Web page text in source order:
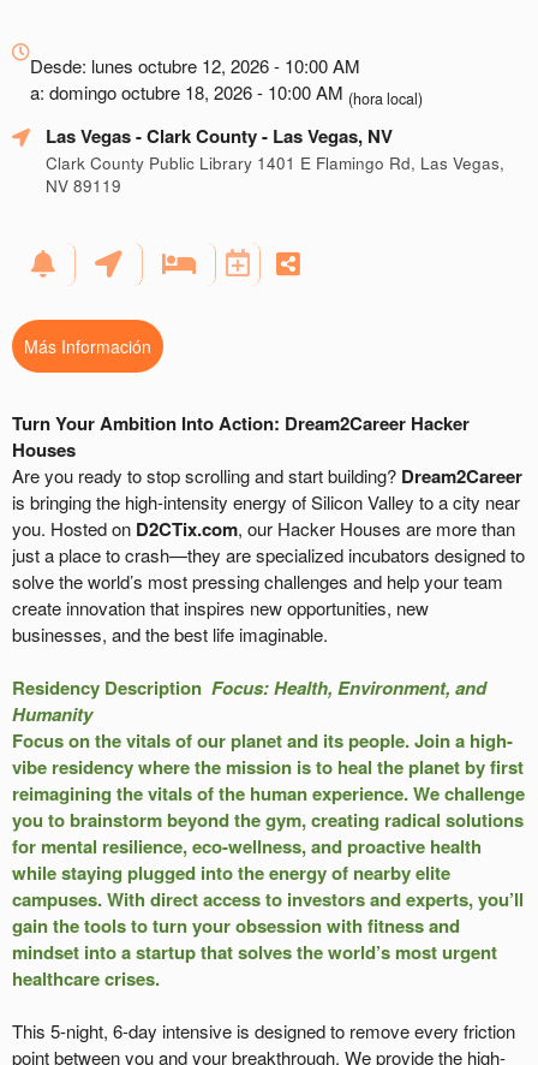
sobre
Marketing,
y
Publicidad
Eventos
Desde: lunes octubre 12, 2026 - 10:00 AM
a: domingo octubre 18, 2026 - 10:00 AM (hora local)
Las Vegas - Clark County- Las Vegas, NV
Clark County Public Library 1401 E Flamingo Rd, Las Vegas,
NV 89119
Más Información